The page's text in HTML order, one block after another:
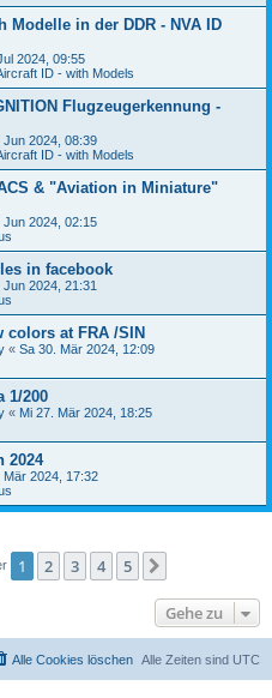
in der DDR - NVA ID
2024, 09:55
ID - with Models
Flugzeugerkennung -
Jun 2024, 08:39
ID - with Models
& "Aviation in Miniature"
Jun 2024, 02:15
in facebook
Jun 2024, 21:31
colors at FRA /SIN
« Sa 30. Mär 2024, 12:09
1/200
« Mi 27. Mär 2024, 18:25
2024
Mär 2024, 17:32
1 2 3 4 5
Gehe zu
Alle Zeiten sind UTC
Alle Cookies löschen